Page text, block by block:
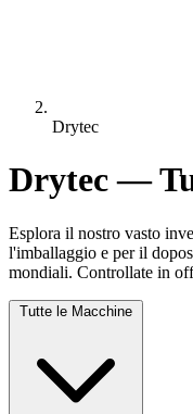
Drytec
Drytec —
Esplora il nostro vasto
l'imballaggio e per il
mondiali. Controllate in
Tutte le Macchine